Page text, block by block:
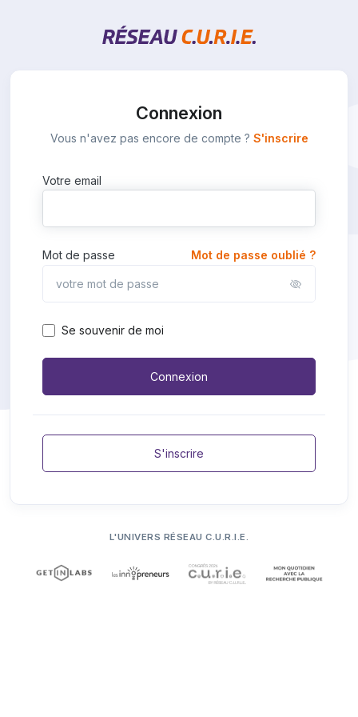
Connexion
Vous n'avez pas encore de compte ? S'inscrire
Votre email
Mot de passe Mot de passe oublié ?
Se souvenir de moi
Connexion
S'inscrire
L'UNIVERS RÉSEAU C.U.R.I.E.